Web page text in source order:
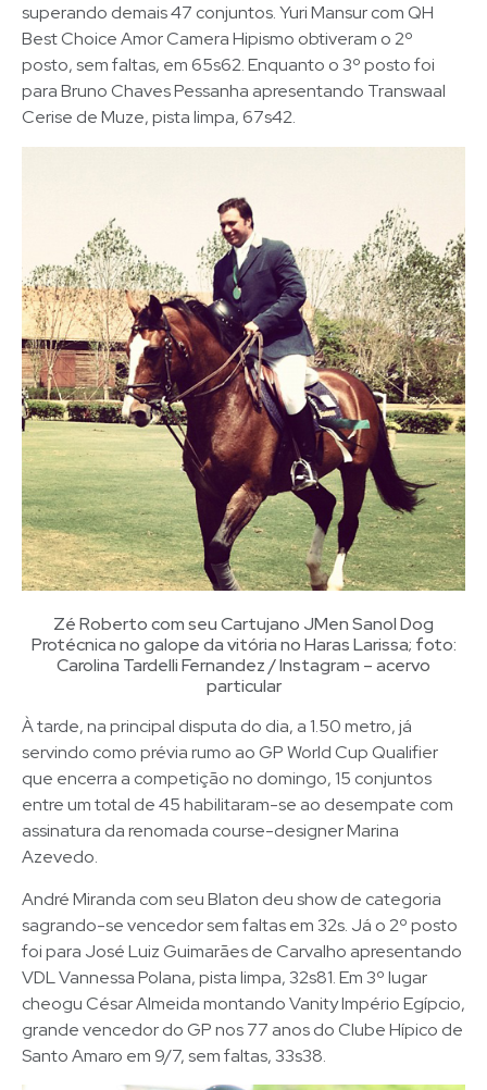
superando demais 47 conjuntos. Yuri Mansur com QH
Best Choice Amor Camera Hipismo obtiveram o 2º
posto, sem faltas, em 65s62. Enquanto o 3º posto foi
para Bruno Chaves Pessanha apresentando Transwaal
Cerise de Muze, pista limpa, 67s42.
Zé Roberto com seu Cartujano JMen Sanol Dog
Protécnica no galope da vitória no Haras Larissa; foto:
Carolina Tardelli Fernandez / Instagram – acervo
particular
À tarde, na principal disputa do dia, a 1.50 metro, já
servindo como prévia rumo ao GP World Cup Qualifier
que encerra a competição no domingo, 15 conjuntos
entre um total de 45 habilitaram-se ao desempate com
assinatura da renomada course-designer Marina
Azevedo.
André Miranda com seu Blaton deu show de categoria
sagrando-se vencedor sem faltas em 32s. Já o 2º posto
foi para José Luiz Guimarães de Carvalho apresentando
VDL Vannessa Polana, pista limpa, 32s81. Em 3º lugar
cheogu César Almeida montando Vanity Império Egípcio,
grande vencedor do GP nos 77 anos do Clube Hípico de
Santo Amaro em 9/7, sem faltas, 33s38.